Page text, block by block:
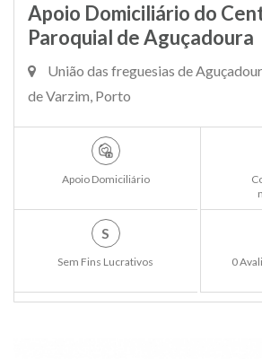
Apoio Domiciliário do
Paroquial de Aguçadoura
União das freguesias de
de Varzim, Porto
Apoio Domiciliário
S
Sem Fins Lucrativos 0